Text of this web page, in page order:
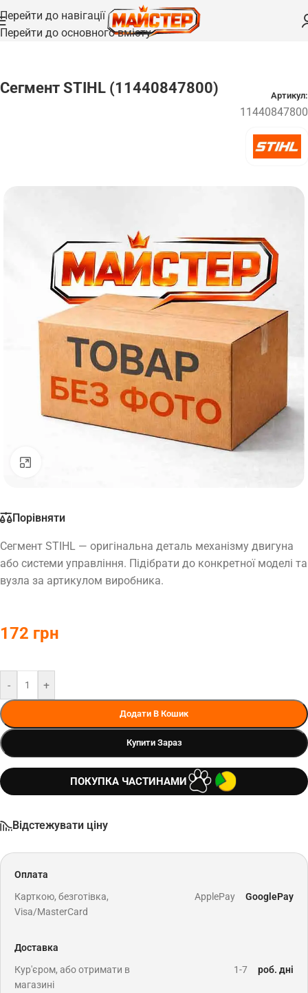
Перейти до навігації
Перейти до основного вмісту
Головна /Запчастини/Вали та осі
Сегмент STIHL (11440847800) Артикул:
11440847800
Порівняти
Сегмент STIHL — оригінальна деталь механізму двигуна
або системи управління. Підібрати до конкретної моделі та
вузла за артикулом виробника.
172 грн
- +
Додати В Кошик
Купити Зараз
ПОКУПКА ЧАСТИНАМИ
Відстежувати ціну
Оплата
Карткою, безготівка,
Visa/MasterCard
ApplePay GooglePay
Доставка
Кур'єром, або отримати в
магазині
1-7 роб. дні